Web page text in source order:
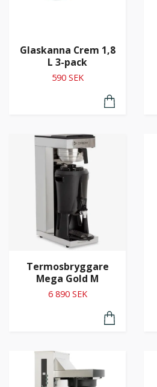
Glaskanna Crem 1,8
L 3-pack
590 SEK
Termosbryggare
Mega Gold M
6 890 SEK